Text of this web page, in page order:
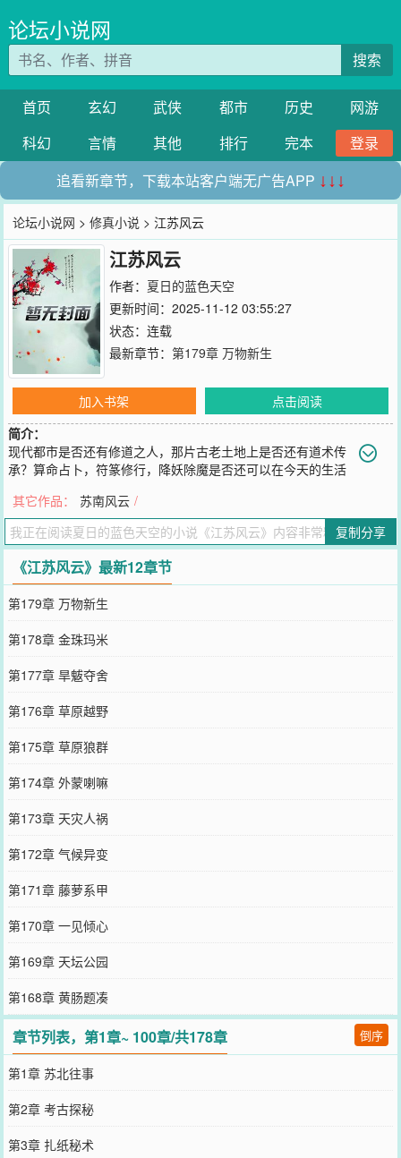
论坛小说网
搜索
首页 玄幻 武侠 都市 历史
网游
科幻
言情 其他 排行 完本
登录
追看新章节，下载本站客户端无广告APP ↓↓↓
论坛小说网 >修真小说 > 江苏风云
江苏风云
作者： 夏日的蓝色天空
更新时间：2025-11-12 03:55:27
状态：连载
最新章节： 第179章 万物新生
加入书架
点击阅读
简介：
现代都市是否还有修道之人，那片古老土地上是否还有道术传
承？算命占卜，符篆修行，降妖除魔是否还可以在今天的生活
无选择。
您要是觉得《江苏风云》还不错的话请不要忘记向您QQ群和微博微信
里的朋友推荐哦！
其它作品： 苏南风云 /
复制分享
《江苏风云》最新12章节
第179章 万物新生
第178章 金珠玛米
第177章 旱魃夺舍
第176章 草原越野
第175章 草原狼群
第174章 外蒙喇嘛
第173章 天灾人祸
第172章 气候异变
第171章 藤萝系甲
第170章 一见倾心
第169章 天坛公园
第168章 黄肠题凑
章节列表，第1章~ 100章/共178章 倒序
第1章 苏北往事
第2章 考古探秘
第3章 扎纸秘术